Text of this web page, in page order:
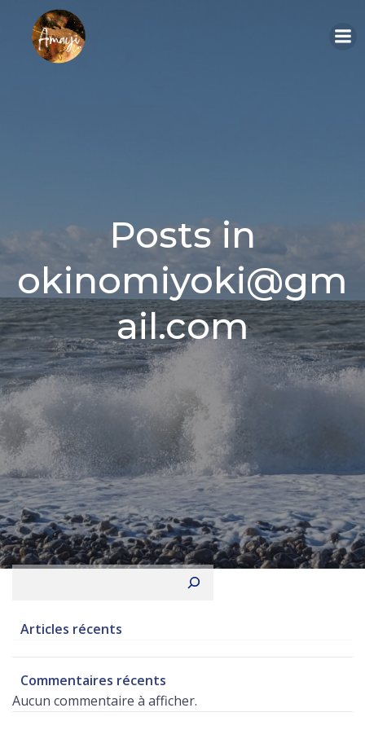
Posts in
okinomiyoki@gm
ail.com
Rechercher
Articles récents
Commentaires récents
Aucun commentaire à afficher.